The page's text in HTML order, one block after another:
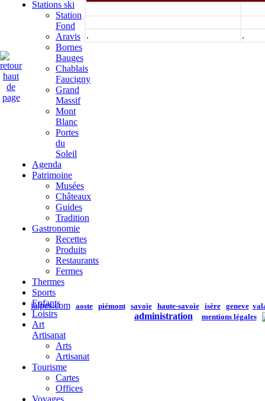
ialpes.com aoste piémont savoie haute-savoie isère geneve
administration mentions légales
Stations ski
Station
Fond
Aravis
Bornes
Bauges
Chablais
Faucigny
Grand
Massif
Mont
Blanc
Portes
du
Soleil
Agenda
Patrimoine
Musées
Châteaux
Guides
Tradition
Gastronomie
Recettes
Produits
Restaurants
Fermes
Thermes
Sports
Enfants
Loisirs
Art
Artisanat
Arts
Artisanat
Tourisme
Cartes
Offices
Voyages
. .